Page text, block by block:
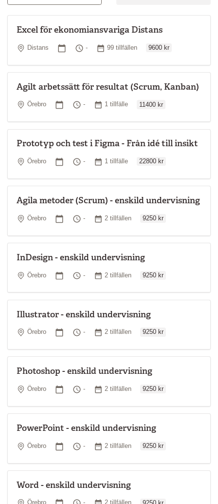
Excel för ekonomiansvariga Distans
Plats
Distans Startdatum
Tid
- Antal tillfällen
99 tillfällen 9600 kr
Agilt arbetssätt för resultat (Scrum, Kanban)
Plats
Örebro Startdatum
Tid
- Antal tillfällen
1 tillfälle 11400 kr
Prototyp och test i Figma - Från idé till insikt
Plats
Örebro Startdatum
Tid
- Antal tillfällen
1 tillfälle 22800 kr
Agila metoder (Scrum) - enskild undervisning
Plats
Örebro Startdatum
Tid
- Antal tillfällen
2 tillfällen 9250 kr
InDesign - enskild undervisning
Plats
Örebro Startdatum
Tid
- Antal tillfällen
2 tillfällen 9250 kr
Illustrator - enskild undervisning
Plats
Örebro Startdatum
Tid
- Antal tillfällen
2 tillfällen 9250 kr
Photoshop - enskild undervisning
Plats
Örebro Startdatum
Tid
- Antal tillfällen
2 tillfällen 9250 kr
PowerPoint - enskild undervisning
Plats
Örebro Startdatum
Tid
- Antal tillfällen
2 tillfällen 9250 kr
Word - enskild undervisning
Plats Startdatum
Tid Antal tillfällen